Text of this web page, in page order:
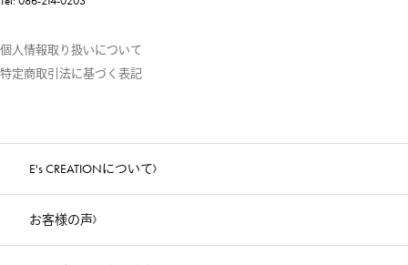
個人情報取り扱いについて
特定商取引法に基づく表記
E's CREATIONについて
お客様の声